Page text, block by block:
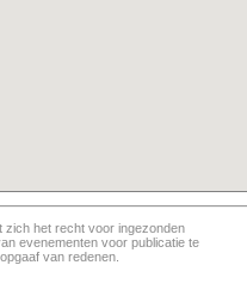
zich het recht voor ingezonden
evenementen voor publicatie te
van redenen.